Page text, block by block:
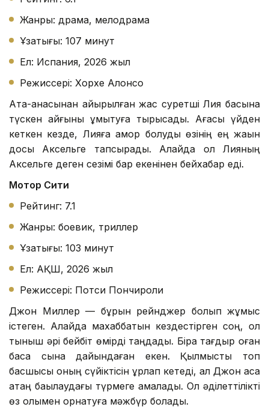
Жанры: драма, мелодрама
Ұзақтығы: 107 минут
Ел: Испания, 2026 жыл
Режиссері: Хорхе Алонсо
Ата-анасынан айырылған жас суретші Лия басына
түскен қайғыны ұмытуға тырысады. Ағасы үйден
кеткен кезде, Лияға қамқор болуды өзінің ең жақын
досы Аксельге тапсырады. Алайда ол Лияның
Аксельге деген сезімі бар екенінен бейхабар еді.
Мотор Сити
Рейтинг: 7.1
Жанры: боевик, триллер
Ұзақтығы: 103 минут
Ел: АҚШ, 2026 жыл
Режиссері: Потси Пончироли
Джон Миллер — бұрын рейнджер болып жұмыс
істеген. Алайда махаббатын кездестірген соң, ол
тыныш әрі бейбіт өмірді таңдады. Бірақ тағдыр оған
басқа сынақ дайындаған екен. Қылмыстық топ
басшысы оның сүйіктісін ұрлап кетеді, ал Джон аса
қатаң бақылаудағы түрмеге қамалады. Ол әділеттілікті
өз қолымен орнатуға мәжбүр болады.